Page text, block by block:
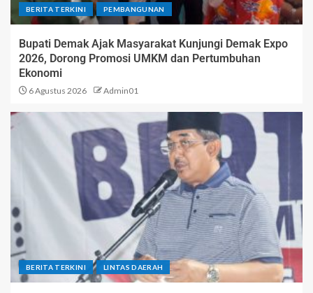
BERITA TERKINI PEMBANGUNAN
Bupati Demak Ajak Masyarakat Kunjungi Demak Expo
2026, Dorong Promosi UMKM dan Pertumbuhan
Ekonomi
6 Agustus 2026 Admin01
BERITA TERKINI LINTAS DAERAH